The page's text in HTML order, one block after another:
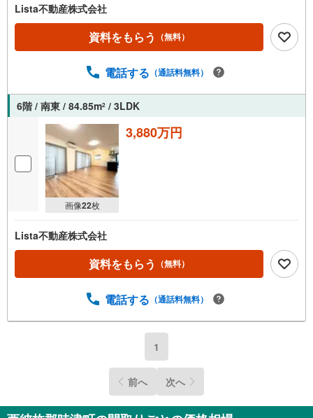
Lista不動産株式会社
資料をもらう （無料）
電話する （通話料無料）
6階 / 南東 / 84.85m2 / 3LDK
画像22枚
3,880万円
Lista不動産株式会社
資料をもらう （無料）
電話する （通話料無料）
1
前へ 次へ